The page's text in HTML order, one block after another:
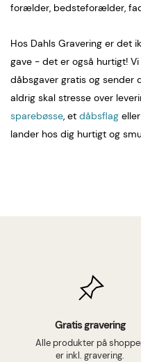
forælder, bedsteforælder,
Hos Dahls Gravering er det
gave - det er også hurtigt!
dåbsgaver gratis og sender
aldrig skal stresse over
sparebøsse, et dåbsflag eller
lander hos dig hurtigt og
Gratis gravering
Alle produkter på
er inkl. gravering.